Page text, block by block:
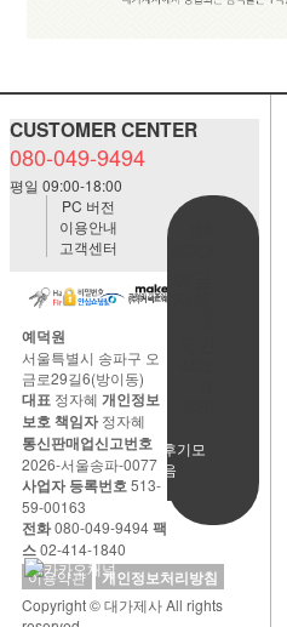
CUSTOMER CENTER
080-049-9494
평일 09:00-18:00
사용후기모
음
PC 버전
이용안내
고객센터
예덕원
서울특별시 송파구 오
금로29길6(방이동)
대표 정자혜 개인정보
보호 책임자정자혜
통신판매업신고번호
2026-서울송파-0077
사업자 등록번호513-
59-00163
전화080-049-9494팩
스02-414-1840
이용약관
개인정보처리방침
Copyright © 대가제사 All rights